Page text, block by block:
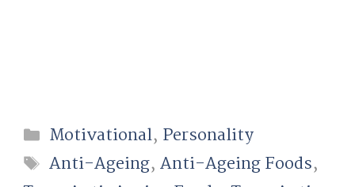
Categories
Motivational, Personality
Tags
Anti-Ageing, Anti-Ageing Foods,